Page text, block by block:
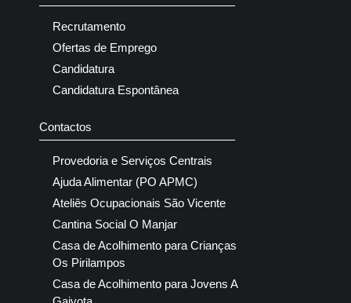
Recrutamento
Ofertas de Emprego
Candidatura
Candidatura Espontânea
Contactos
Provedoria e Serviços Centrais
Ajuda Alimentar (PO APMC)
Ateliês Ocupacionais São Vicente
Cantina Social O Manjar
Casa de Acolhimento para Crianças
Os Pirilampos
Casa de Acolhimento para Jovens A